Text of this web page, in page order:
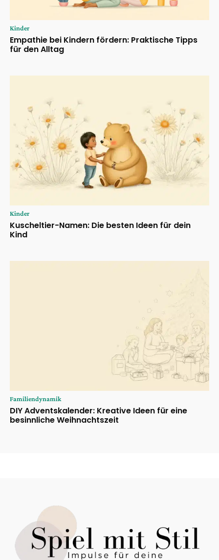
Kinder
Empathie bei Kindern fördern: Praktische Tipps
für den Alltag
Kinder
Kuscheltier-Namen: Die besten Ideen für dein
Kind
Familiendynamik
DIY Adventskalender: Kreative Ideen für eine
besinnliche Weihnachtszeit